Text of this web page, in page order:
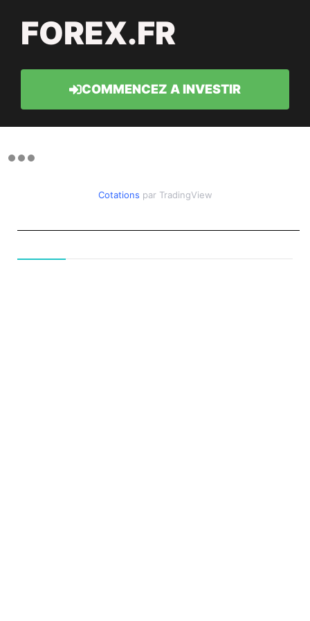
FOREX.FR
COMMENCEZ A INVESTIR
Cotations par TradingView